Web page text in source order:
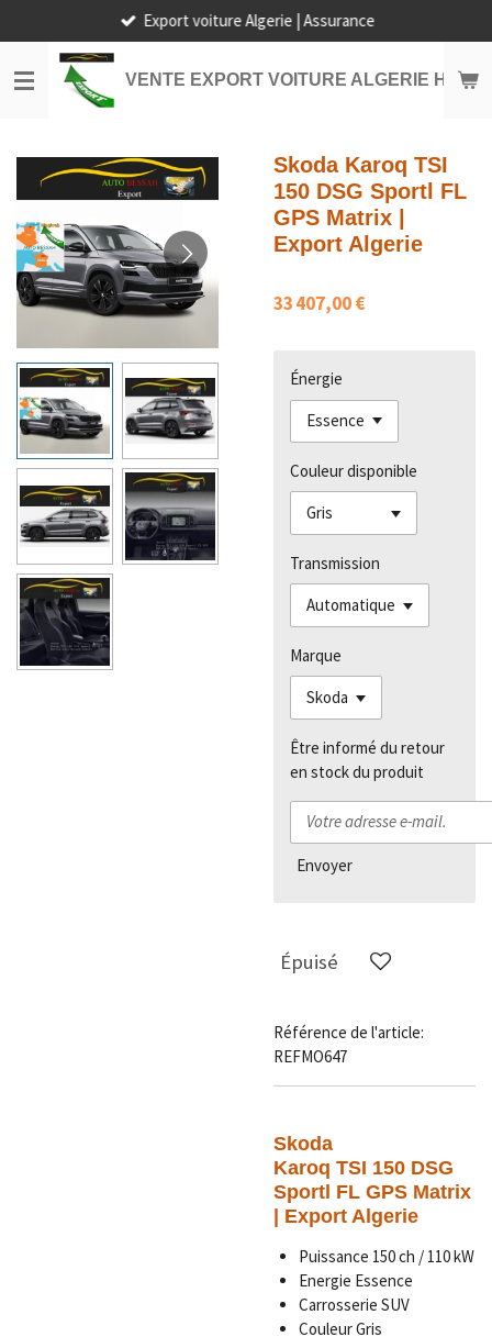
au
contenu
principal
VENTE EXPORT VOITURE ALGERIE HORS
Export voiture Algerie | Assurance
Skoda Karoq TSI
150 DSG Sportl FL
GPS Matrix |
Export Algerie
33 407,00 €
Énergie
Couleur disponible
Transmission
Marque
Être informé du retour
en stock du produit
Envoyer
Épuisé
Référence de l'article:
REFMO647
Skoda
Karoq TSI 150 DSG
Sportl FL GPS Matrix
| Export Algerie
Puissance 150 ch / 110 kW
Energie Essence
Carrosserie SUV
Couleur Gris